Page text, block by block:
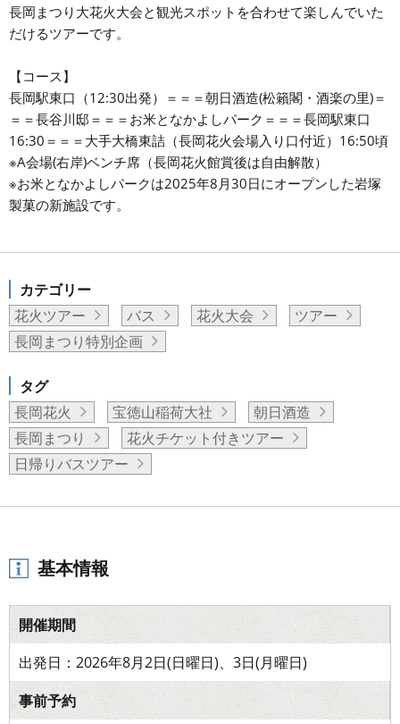
長岡まつり大花火大会と観光スポットを合わせて楽しんでいた
だけるツアーです。
【コース】
長岡駅東口（12:30出発）＝＝＝朝日酒造(松籟閣・酒楽の里)＝
＝＝長谷川邸＝＝＝お米となかよしパーク＝＝＝長岡駅東口
16:30＝＝＝大手大橋東詰（長岡花火会場入り口付近）16:50頃
※A会場(右岸)ベンチ席（長岡花火館賞後は自由解散）
※お米となかよしパークは2025年8月30日にオープンした岩塚
製菓の新施設です。
カテゴリー
花火ツアー
バス 花火大会
ツアー
長岡まつり特別企画
タグ
長岡花火
宝徳山稲荷大社
朝日酒造
長岡まつり
花火チケット付きツアー
日帰りバスツアー
基本情報
開催期間
出発日：2026年8月2日(日曜日)、3日(月曜日)
事前予約